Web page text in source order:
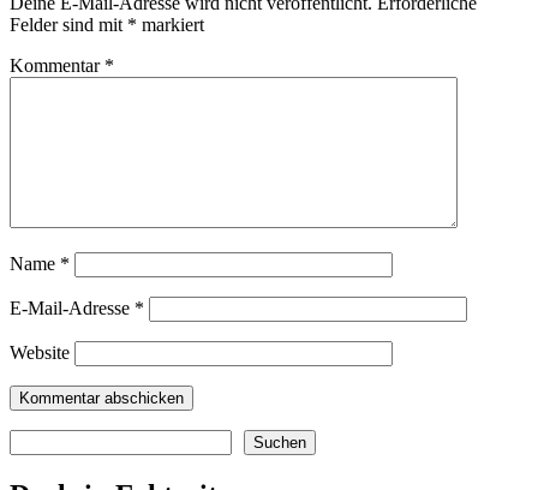
Felder sind mit * markiert
Kommentar *
Name *
E-Mail-Adresse *
Website
Suchen